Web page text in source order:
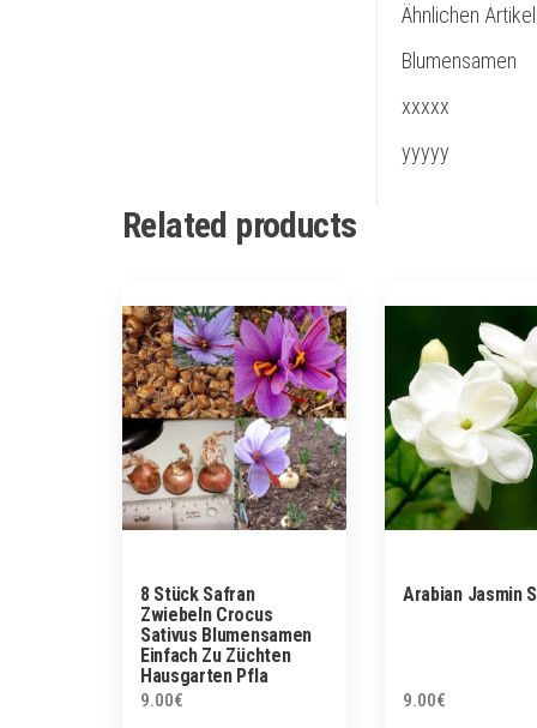
Ähnlichen
Blumensamen
xxxxx
yyyyy
Related products
8 Stück Safran
Zwiebeln Crocus
Sativus Blumensamen
Einfach Zu Züchten
Hausgarten Pfla
9.00€
Arabian Jasmin
9.00€